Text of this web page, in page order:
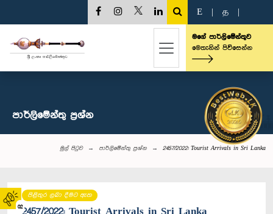
02
E த
මගේ පාර්ලිමේන්තුව
මෙතැනින් පිවිසෙන්න
පාර්ලි‌මේන්තු‌ ප්‍රශ්න
මුල් පිටුව පාර්ලි‌මේන්තු‌ ප්‍රශ්න 2457/2022: Tourist Arrivals in Sri Lanka
පිළිතුර ලබා දීමට ඇත
2457/2022: Tourist Arrivals in Sri Lanka